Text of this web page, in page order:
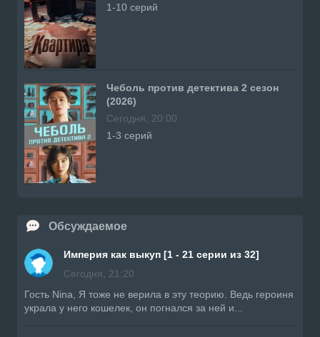
1-10 серий
Чеболь против детектива 2 сезон
(2026)
Сегодня, 20:00
1-3 серий
Обсуждаемое
Империя как выкуп [1 - 21 серии из 32]
Сегодня, 21:20
Гость Nina, Я тоже не верила в эту теорию. Ведь героиня
украла у него кошелек, он погнался за ней и...